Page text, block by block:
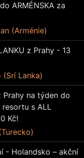
ARMÉNSKA za
(Arménie)
z Prahy - 13
Lanka)
Prahy na týden do
s ALL
Kč!
- Holandsko – akční